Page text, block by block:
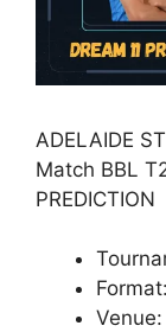
ADELAIDE
Match BBL T
PREDICTION